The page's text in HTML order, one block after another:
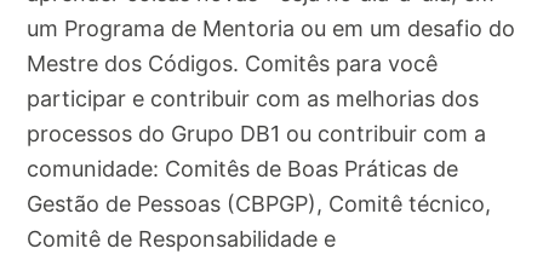
um Programa de Mentoria ou em um desafio do
Mestre dos Códigos. Comitês para você
participar e contribuir com as melhorias dos
processos do Grupo DB1 ou contribuir com a
comunidade: Comitês de Boas Práticas de
Gestão de Pessoas (CBPGP), Comitê técnico,
Comitê de Responsabilidade e